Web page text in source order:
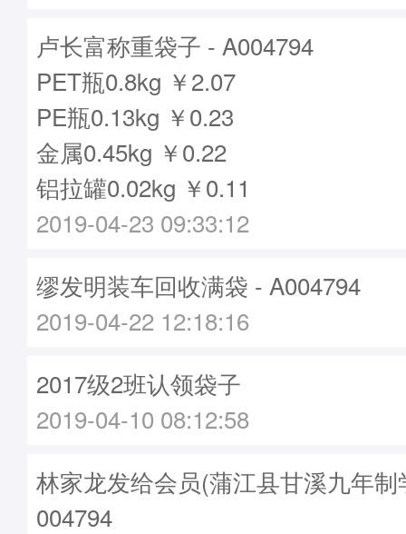
卢长富称重袋子 - A004794
PET瓶0.8kg ￥2.07
PE瓶0.13kg ￥0.23
金属0.45kg ￥0.22
铝拉罐0.02kg ￥0.11
2019-04-23 09:33:12
缪发明装车回收满袋 - A004794
2019-04-22 12:18:16
2017级2班认领袋子
2019-04-10 08:12:58
林家龙发给会员(蒲江县甘溪九年
004794